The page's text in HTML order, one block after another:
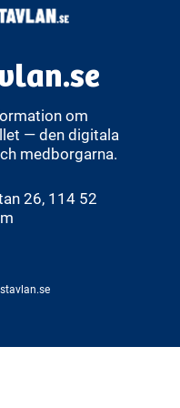
om
— den digitala
medborgarna.
26, 114 52